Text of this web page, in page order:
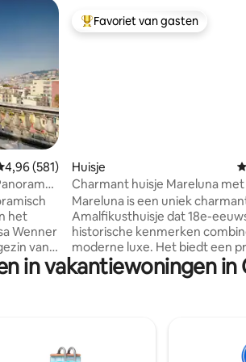
beoordeling van 4,96 op 5, 581
4,96 (581)
het
Wenner
van
een
Topfavoriet van gasten
Favoriet van gasten
Huisje
Charmant huisje Mareluna
op Capri
Mareluna is een uniek
Amalfikusthuisje dat 18e-
historische kenmerken
moderne luxe. Het biedt een
panoramisch uitzicht op zee
elegant interieur met details
gerenoveerde badkamers met
steen en een 200 jaar oude
in vakantiewoningen in